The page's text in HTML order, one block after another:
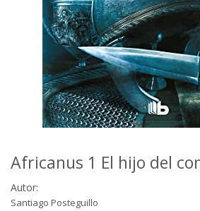
Africanus 1 El hijo del
Autor:
Santiago Posteguillo